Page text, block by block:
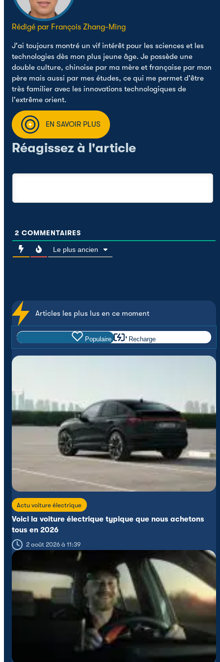
Rédigé par François Zhang-Ming
J'ai toujours montré un vif intérêt pour les sciences et les
technologies dès mon plus jeune âge. Je possède une
double culture, chinoise par ma mère et française par mon
père mais aussi par mes études, ce qui me permet d'être
très familier avec les innovations technologiques de
l'extrême orient.
EN SAVOIR PLUS
Réagissez à l'article
2 COMMENTAIRES
Le plus ancien
Articles les plus lus en ce moment
Populaire Recharge
Actu voiture électrique
Voici la voiture électrique typique que nous achetons
tous en 2026
2 août 2026 à 11:39